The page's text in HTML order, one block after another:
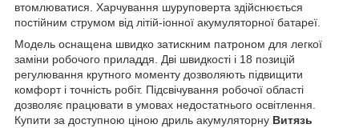
втомлюватися. Харчування шуруповерта здійснюється
постійним струмом від літій-іонної акумуляторної батареї.
Модель оснащена швидко затискним патроном для легкої
заміни робочого приладдя. Дві швидкості і 18 позицій
регулювання крутного моменту дозволяють підвищити
комфорт і точність робіт. Підсвічування робочої області
дозволяє працювати в умовах недостатнього освітлення.
Купити за доступною ціною дриль акумуляторну Витязь